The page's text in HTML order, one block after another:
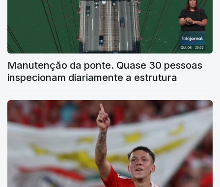
Manutenção da ponte. Quase 30 pessoas
inspecionam diariamente a estrutura